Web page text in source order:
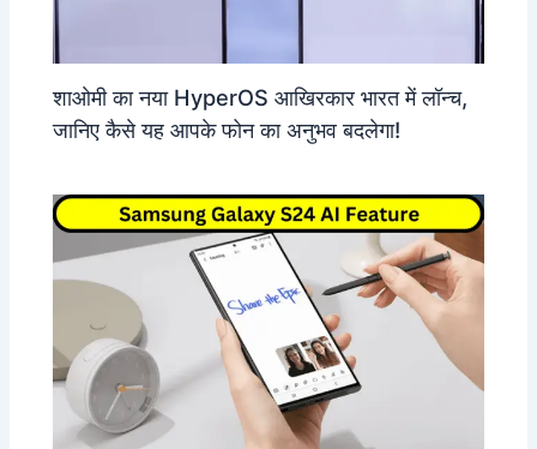
शाओमी का नया HyperOS आखिरकार भारत में लॉन्च,
जानिए कैसे यह आपके फोन का अनुभव बदलेगा!